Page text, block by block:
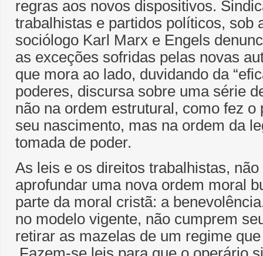
regras aos novos dispositivos.
trabalhistas e partidos políticos, sob
sociólogo Karl Marx e Engels
as exceções sofridas pelas novas
que mora ao lado, duvidando da
poderes, discursa sobre uma série
não na ordem estrutural, como fez o
seu nascimento, mas na ordem da
tomada de poder.
As leis e os direitos trabalhistas,
aprofundar uma nova ordem moral
parte da moral cristã: a
no modelo vigente, não cumprem
retirar as mazelas de um regime